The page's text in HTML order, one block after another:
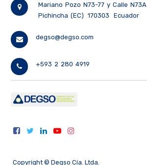
Mariano Pozo N73-77 y Calle N73A
Pichincha (EC)
170303 Ecuador
degso@degso.com
+593 2 280 4919
Copyright © Degso Cía. Ltda.